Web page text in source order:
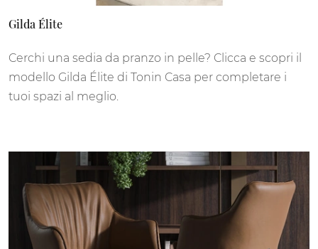
Gilda Élite
Cerchi una sedia da pranzo in pelle? Clicca e scopri il
modello Gilda Élite di Tonin Casa per completare i
tuoi spazi al meglio.